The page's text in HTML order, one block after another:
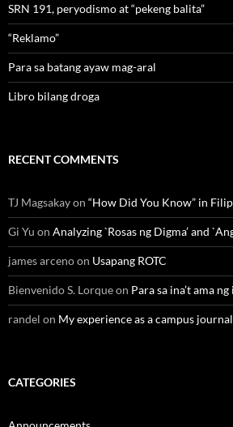
SRN 191, peryodismo at “pekeng balita”
“Reklamo”
Para sa batang ayaw mag-aral
Libro bilang droga
RECENT COMMENTS
TJ Magsakayon “How Did You Know” in
Gi Yu on Analyzing `Rosas ng Digma’ and
james arcenoon Usapang ROTC
Bienvenido S. Lorqueon Para sa ina’t ama
randel on My experience as a campus
CATEGORIES